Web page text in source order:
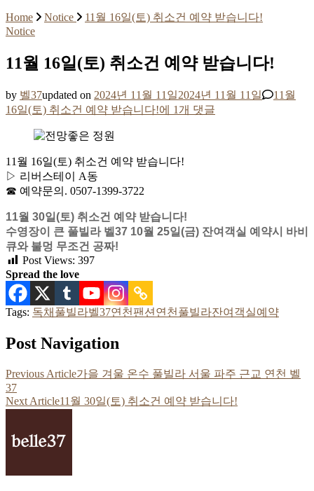
Home Notice
11월 16일(토) 취소건 예약 받습니다!
Notice
11월 16일(토) 취소건 예약 받습니다!
by 벨37updated on 2024년 11월 11일2024년 11월 11일
11월
16일(토) 취소건 예약 받습니다!에 1개 댓글
11월 16일(토) 취소건 예약 받습니다!
▷ 리버스테이 A동
☎ 예약문의. 0507-1399-3722
11월 30일(토) 취소건 예약 받습니다!
수영장이 큰 풀빌라 벨37 10월 25일(금) 잔여객실 예약시 바비
큐와 불멍 무조건 공짜!
Post Views: 397
Spread the love
Tags: 독채풀빌라벨37연천팬션 연천풀빌라잔여객실예약
Post Navigation
Previous Article가을 겨울 온수 풀빌라 서울 파주 근교 연천 벨
37
Next Article11월 30일(토) 취소건 예약 받습니다!